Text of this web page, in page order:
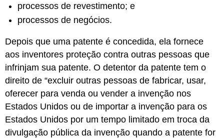
processos de revestimento; e
processos de negócios.
Depois que uma patente é concedida, ela fornece
aos inventores proteção contra outras pessoas que
infrinjam sua patente. O detentor da patente tem o
direito de “excluir outras pessoas de fabricar, usar,
oferecer para venda ou vender a invenção nos
Estados Unidos ou de importar a invenção para os
Estados Unidos por um tempo limitado em troca da
divulgação pública da invenção quando a patente for